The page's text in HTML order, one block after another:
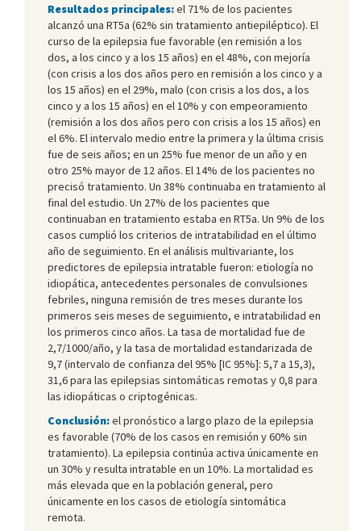
Resultados principales:el 71% de los pacientes
alcanzó una RT5a (62% sin tratamiento antiepiléptico). El
curso de la epilepsia fue favorable (en remisión a los
dos, a los cinco y a los 15 años) en el 48%, con mejoría
(con crisis a los dos años pero en remisión a los cinco y a
los 15 años) en el 29%, malo (con crisis a los dos, a los
cinco y a los 15 años) en el 10% y con empeoramiento
(remisión a los dos años pero con crisis a los 15 años) en
el 6%. El intervalo medio entre la primera y la última crisis
fue de seis años; en un 25% fue menor de un año y en
otro 25% mayor de 12 años. El 14% de los pacientes no
precisó tratamiento. Un 38% continuaba en tratamiento al
final del estudio. Un 27% de los pacientes que
continuaban en tratamiento estaba en RT5a. Un 9% de los
casos cumplió los criterios de intratabilidad en el último
año de seguimiento. En el análisis multivariante, los
predictores de epilepsia intratable fueron: etiología no
idiopática, antecedentes personales de convulsiones
febriles, ninguna remisión de tres meses durante los
primeros seis meses de seguimiento, e intratabilidad en
los primeros cinco años. La tasa de mortalidad fue de
2,7/1000/año, y la tasa de mortalidad estandarizada de
9,7 (intervalo de confianza del 95% [IC 95%]: 5,7 a 15,3),
31,6 para las epilepsias sintomáticas remotas y 0,8 para
las idiopáticas o criptogénicas.
Conclusión:el pronóstico a largo plazo de la epilepsia
es favorable (70% de los casos en remisión y 60% sin
tratamiento). La epilepsia continúa activa únicamente en
un 30% y resulta intratable en un 10%. La mortalidad es
más elevada que en la población general, pero
únicamente en los casos de etiología sintomática
remota.